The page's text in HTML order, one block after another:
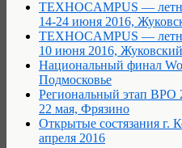
ТЕХНОCAMPUS —
14-24 июня 2016,
ТЕХНОCAMPUS —
10 июня 2016, Жуковский
Национальный финал
Подмосковье
Региональный этап ВРО
22 мая, Фрязино
Открытые состязания г.
апреля 2016